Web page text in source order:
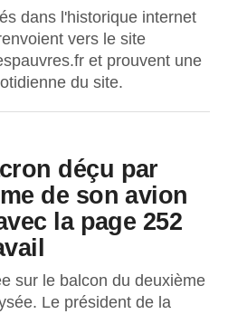
dans l'historique internet
vers le site
et prouvent une
du site.
déçu par
de son avion
la page 252
sur le balcon du deuxième
Le président de la